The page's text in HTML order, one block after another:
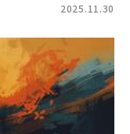
2025.11.30